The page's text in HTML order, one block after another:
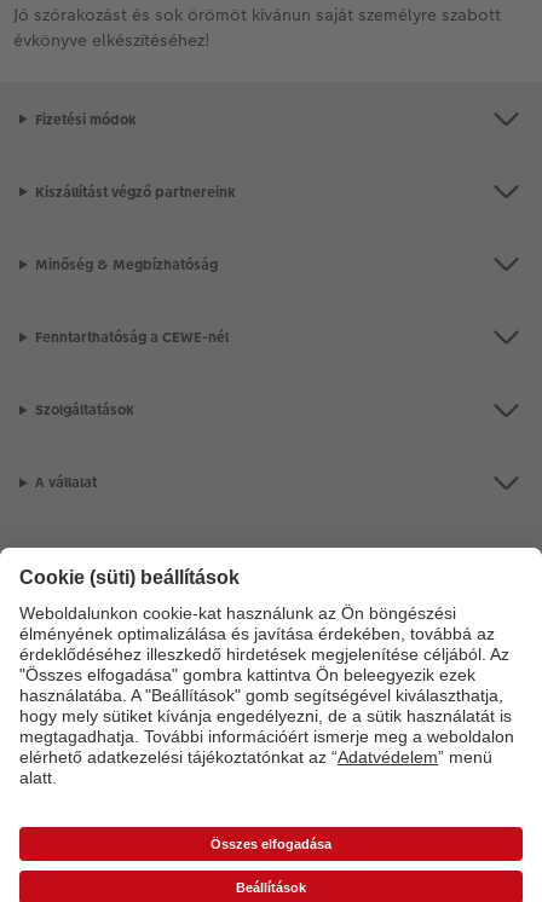
Jó szórakozást és sok örömöt kívánun saját személyre szabott
évkönyve elkészítéséhez!
Fizetési módok
Kiszállítást végző partnereink
Minőség & Megbízhatóság
Fenntarthatóság a CEWE-nél
Szolgáltatások
A vállalat
CEWE Fotóvilág
Szolgáltatásainkkal vagy megrendelésével kapcsolatos kérdések esetén
06-1-451-1088Hétfő-vasárnap: 8:00–17:00 óráig.